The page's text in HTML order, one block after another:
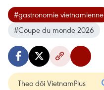
#gastronomie vietnamienne
#Coupe du monde 2026
Theo dõi VietnamPlus